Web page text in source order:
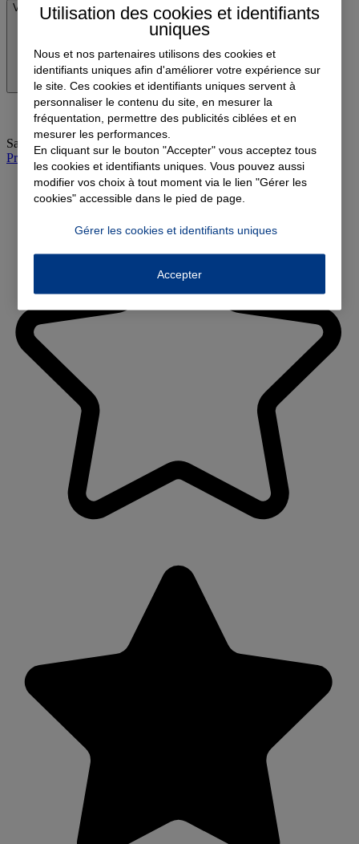
Voir les horaires
Samedi
08:30-12:00, 13:30-17:00
Prendre rendez-vous à l'agence
Utilisation des cookies et identifiants
uniques
Nous et nos partenaires utilisons des cookies et
identifiants uniques afin d'améliorer votre expérience sur
le site. Ces cookies et identifiants uniques servent à
personnaliser le contenu du site, en mesurer la
fréquentation, permettre des publicités ciblées et en
mesurer les performances.
En cliquant sur le bouton "Accepter" vous acceptez tous
les cookies et identifiants uniques. Vous pouvez aussi
modifier vos choix à tout moment via le lien "Gérer les
cookies" accessible dans le pied de page.
Gérer les cookies et identifiants uniques
Accepter